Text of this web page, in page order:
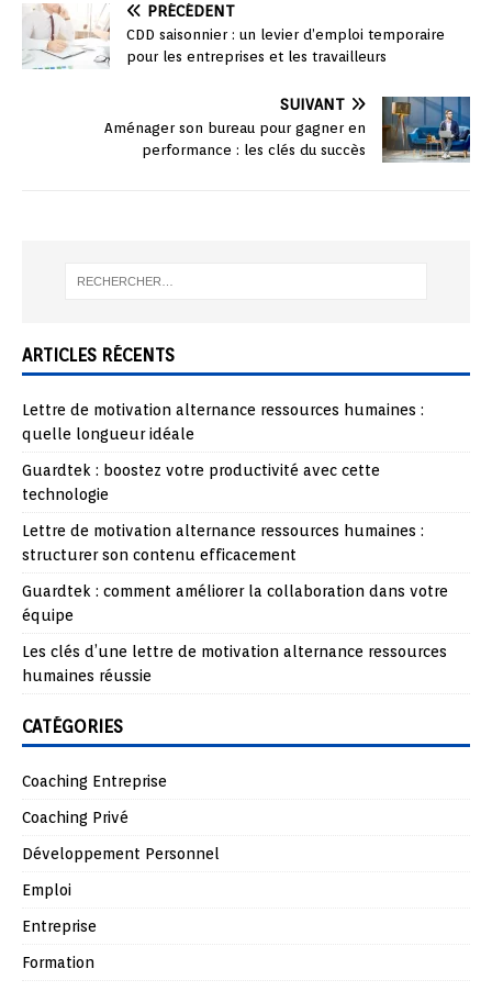
PRÉCÉDENT
CDD saisonnier : un levier d’emploi temporaire
pour les entreprises et les travailleurs
SUIVANT
Aménager son bureau pour gagner en
performance : les clés du succès
ARTICLES RÉCENTS
Lettre de motivation alternance ressources humaines :
quelle longueur idéale
Guardtek : boostez votre productivité avec cette
technologie
Lettre de motivation alternance ressources humaines :
structurer son contenu efficacement
Guardtek : comment améliorer la collaboration dans votre
équipe
Les clés d’une lettre de motivation alternance ressources
humaines réussie
CATÉGORIES
Coaching Entreprise
Coaching Privé
Développement Personnel
Emploi
Entreprise
Formation